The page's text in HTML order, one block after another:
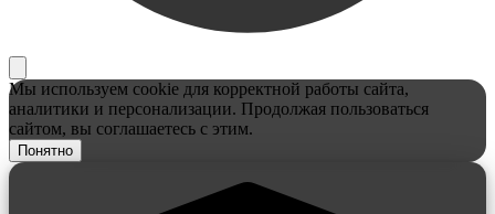
Мы используем cookie для корректной работы сайта,
аналитики и персонализации. Продолжая пользоваться
сайтом, вы соглашаетесь с этим.
Понятно